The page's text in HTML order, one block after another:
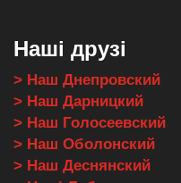
Наші друзі
> Наш Днепровский
> Наш Дарницкий
> Наш Голосеевский
> Наш Оболонский
> Наш Деснянский